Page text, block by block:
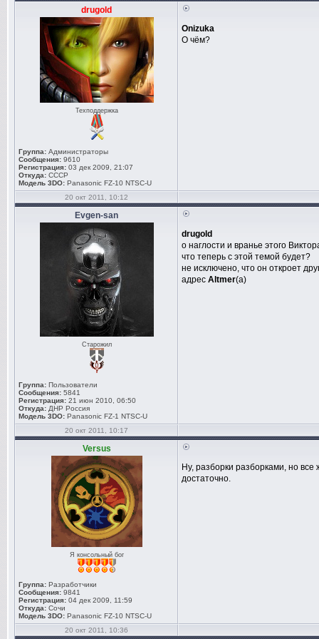
drugold
Техподдержка
Группа: Администраторы
Сообщения: 9610
Регистрация: 03 дек 2009, 21:07
Откуда: СССР
Модель 3DO: Panasonic FZ-10 NTSC-U
Onizuka
О чём?
20 окт 2011, 10:12
Evgen-san
Старожил
Группа: Пользователи
Сообщения: 5841
Регистрация: 21 июн 2010, 06:50
Откуда: ДНР Россия
Модель 3DO: Panasonic FZ-1 NTSC-U
drugold
о наглости и вранье этого
что теперь с этой темой будет?
не исключено, что он откроет
адрес Altmer(а)
20 окт 2011, 10:17
Versus
Я консольный бог
Группа: Разработчики
Сообщения: 9841
Регистрация: 04 дек 2009, 11:59
Откуда: Сочи
Модель 3DO: Panasonic FZ-10 NTSC-U
Ну, разборки разборками, но
достаточно.
20 окт 2011, 10:36